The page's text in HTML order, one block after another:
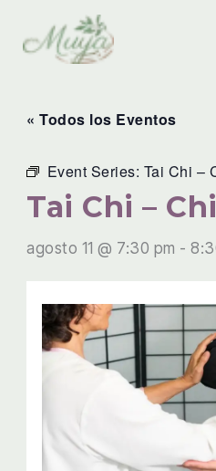
contenido
« Todos los Eventos
Event Series: Tai Chi –
Tai Chi –
agosto 11 @ 7:30 pm -